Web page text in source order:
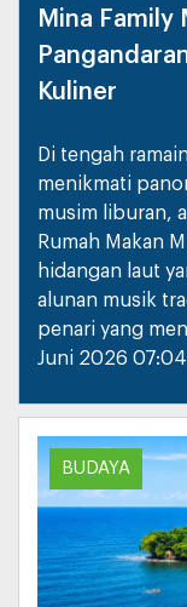
Mina Family
Kuliner
Di tengah
menikmati
musim liburan,
Rumah Makan
hidangan laut
alunan musik
penari yang
Juni 2026 07:04
BUDAYA